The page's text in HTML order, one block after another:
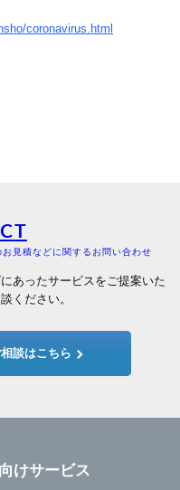
coronavirus.html
見積などに関するお問い合わせ
あったサービスをご提案いた
ください。
談はこちら
けサービス